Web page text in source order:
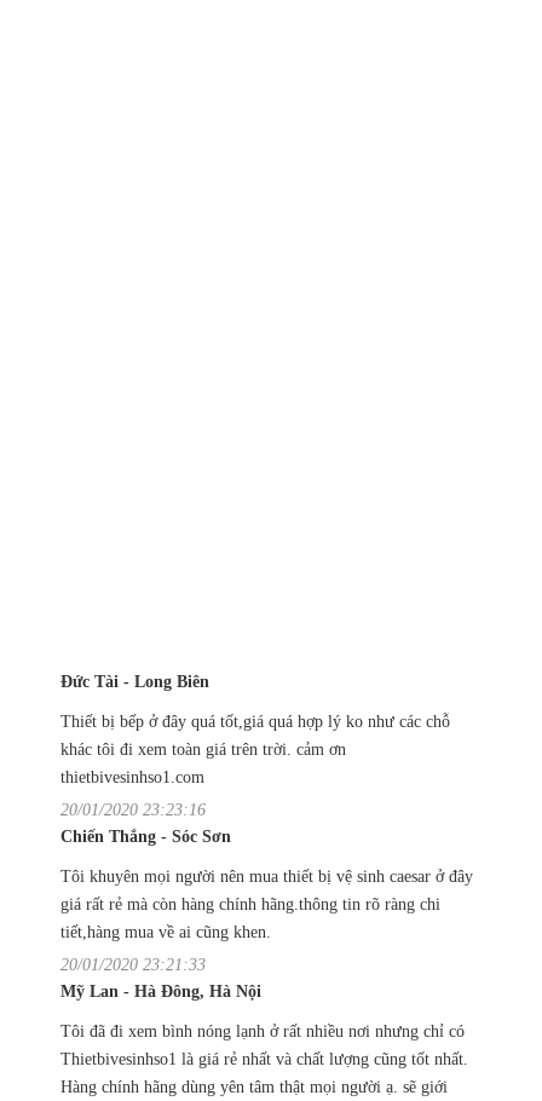
Đức Tài - Long Biên
Thiết bị bếp ở đây quá tốt,giá quá hợp lý ko như các chỗ
khác tôi đi xem toàn giá trên trời. cảm ơn
thietbivesinhso1.com
20/01/2020 23:23:16
Chiến Thắng - Sóc Sơn
Tôi khuyên mọi người nên mua thiết bị vệ sinh caesar ở đây
giá rất rẻ mà còn hàng chính hãng.thông tin rõ ràng chi
tiết,hàng mua về ai cũng khen.
20/01/2020 23:21:33
Mỹ Lan - Hà Đông, Hà Nội
Tôi đã đi xem bình nóng lạnh ở rất nhiều nơi nhưng chỉ có
Thietbivesinhso1 là giá rẻ nhất và chất lượng cũng tốt nhất.
Hàng chính hãng dùng yên tâm thật mọi người ạ. sẽ giới